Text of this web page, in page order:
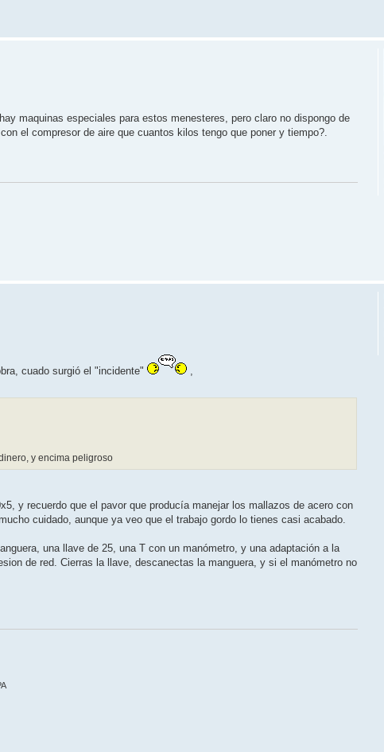
maquinas especiales para estos menesteres, pero claro no dispongo de
el compresor de aire que cuantos kilos tengo que poner y tiempo?.
cuado surgió el "incidente"
y encima peligroso
y recuerdo que el pavor que producía manejar los mallazos de acero con
cuidado, aunque ya veo que el trabajo gordo lo tienes casi acabado.
una llave de 25, una T con un manómetro, y una adaptación a la
de red. Cierras la llave, descanectas la manguera, y si el manómetro no